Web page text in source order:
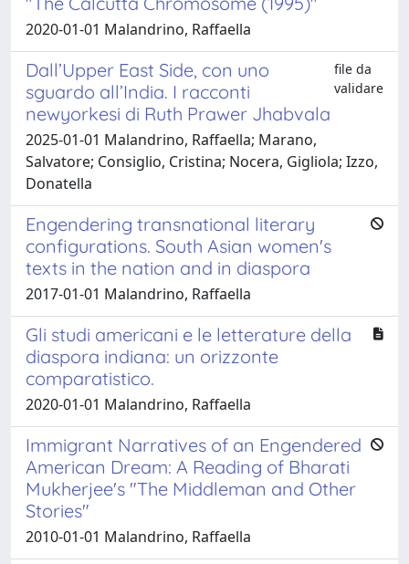
2020-01-01 Malandrino, Raffaella
Dall’Upper East Side, con uno
sguardo all’India. I racconti
newyorkesi di Ruth Prawer Jhabvala
file da
validare
2025-01-01 Malandrino, Raffaella; Marano,
Salvatore; Consiglio, Cristina; Nocera, Gigliola; Izzo,
Donatella
Engendering transnational literary
configurations. South Asian women's
texts in the nation and in diaspora
2017-01-01 Malandrino, Raffaella
Gli studi americani e le letterature della
diaspora indiana: un orizzonte
comparatistico.
2020-01-01 Malandrino, Raffaella
Immigrant Narratives of an Engendered
American Dream: A Reading of Bharati
Mukherjee's "The Middleman and Other
Stories"
2010-01-01 Malandrino, Raffaella